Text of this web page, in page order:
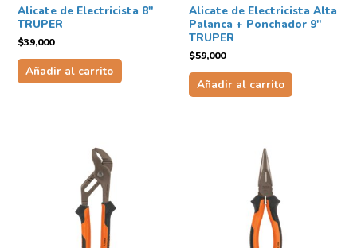
Alicate de Electricista 8″
TRUPER
$39,000
Añadir al carrito
Alicate de Electricista Alta
Palanca + Ponchador 9″
TRUPER
$59,000
Añadir al carrito